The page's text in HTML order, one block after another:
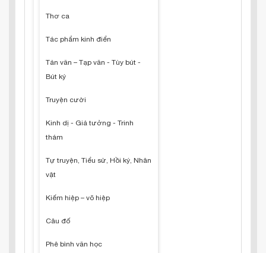
Thơ ca
Tác phẩm kinh điển
Tản văn – Tạp văn - Tùy bút -
Bút ký
Truyện cười
Kinh dị - Giả tưởng - Trinh
thám
Tự truyện, Tiểu sử, Hồi ký, Nhân
vật
Kiếm hiệp – võ hiệp
Câu đố
Phê bình văn học